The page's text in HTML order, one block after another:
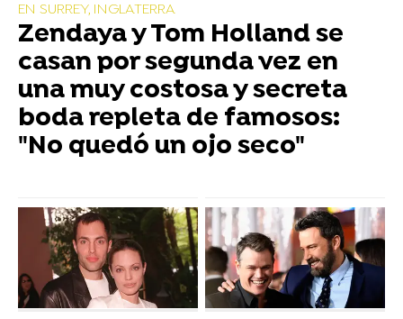
EN SURREY, INGLATERRA
Zendaya y Tom Holland se
casan por segunda vez en
una muy costosa y secreta
boda repleta de famosos:
"No quedó un ojo seco"